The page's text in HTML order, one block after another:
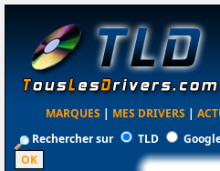
MARQUES | MES DRIVERS |
Rechercher sur
TLD